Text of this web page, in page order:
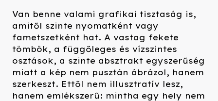
Van benne valami grafikai tisztaság is,
amitől szinte nyomatként vagy
fametszetként hat. A vastag fekete
tömbök, a függőleges és vízszintes
osztások, a szinte absztrakt egyszerűség
miatt a kép nem pusztán ábrázol, hanem
szerkeszt. Ettől nem illusztratív lesz,
hanem emlékszerű: mintha egy hely nem